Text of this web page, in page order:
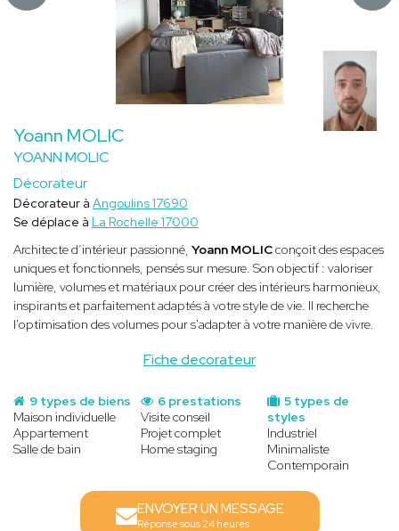
Yoann MOLIC
YOANN MOLIC
Décorateur
Fiche decorateur
Décorateur à Angoulins 17690
Se déplace à La Rochelle 17000
Architecte d’intérieur passionné, Yoann MOLICconçoit des espaces
uniques et fonctionnels, pensés sur mesure. Son objectif : valoriser
lumière, volumes et matériaux pour créer des intérieurs harmonieux,
inspirants et parfaitement adaptés à votre style de vie. Il recherche
l'optimisation des volumes pour s'adapter à votre manière de vivre.
9 types de biens
Maison individuelle
Appartement
Salle de bain
5 types de
styles
Industriel
Minimaliste
Contemporain
6 prestations
Visite conseil
Projet complet
Home staging
ENVOYER UN MESSAGE
Réponse sous 24 heures